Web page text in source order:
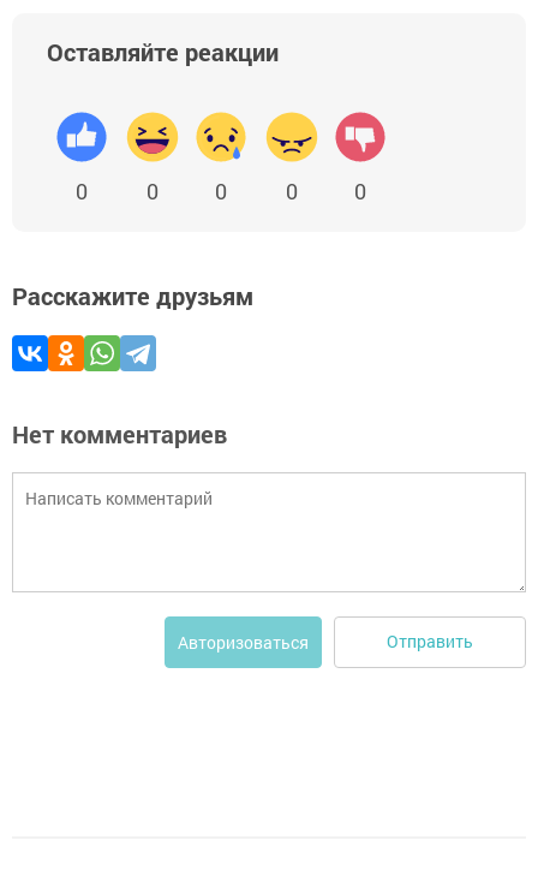
Оставляйте реакции
0 0 0 0 0
Расскажите друзьям
Нет комментариев
Авторизоваться Отправить